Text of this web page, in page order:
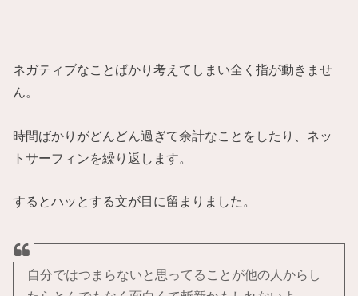
ネガティブなことばかり考えてしまい全く指が動きませ
ん。
時間ばかりがどんどん過ぎて余計なことをしたり、ネッ
トサーフィンを繰り返します。
するとハッとする文が目に留まりました。
自分ではつまらないと思ってることが他の人からし